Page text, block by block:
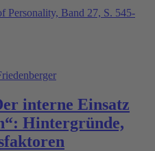
Personality, Band 27, S. 545-
interne Einsatz
Hintergründe,